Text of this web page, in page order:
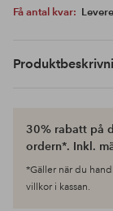
Få antal kvar:
30% rabatt på
ordern*. Inkl.
*Gäller när du
villkor i kassan.